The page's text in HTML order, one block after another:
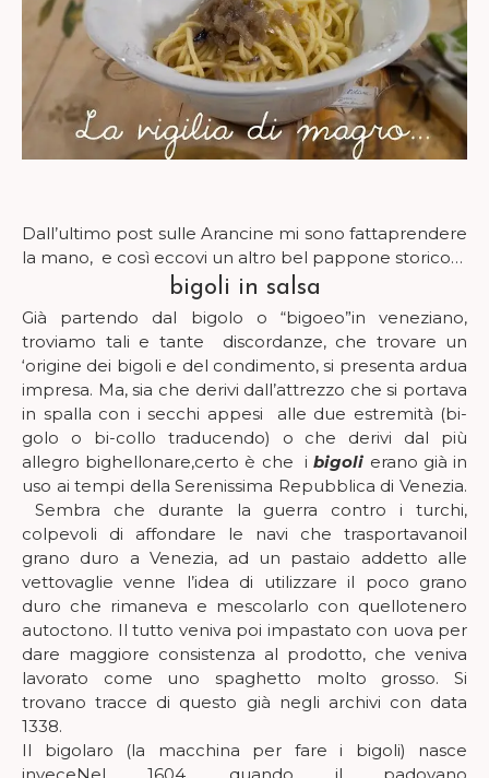
Dall’ultimo post sulle Arancine mi sono fattaprendere
la mano, e così eccovi un altro bel pappone storico…
bigoli in salsa
Già partendo dal bigolo o “bigoeo”in veneziano,
troviamo tali e tante discordanze, che trovare un
‘origine dei bigoli e del condimento, si presenta ardua
impresa. Ma, sia che derivi dall’attrezzo che si portava
in spalla con i secchi appesi alle due estremità (bi-
golo o bi-collo traducendo) o che derivi dal più
allegro bighellonare,certo è che ibigoli erano già in
uso ai tempi della Serenissima Repubblica di Venezia.
Sembra che durante la guerra contro i turchi,
colpevoli di affondare le navi che trasportavanoil
grano duro a Venezia, ad un pastaio addetto alle
vettovaglie venne l’idea di utilizzare il poco grano
duro che rimaneva e mescolarlo con quellotenero
autoctono. Il tutto veniva poi impastato con uova per
dare maggiore consistenza al prodotto, che veniva
lavorato come uno spaghetto molto grosso. Si
trovano tracce di questo già negli archivi con data
1338.
Il bigolaro (la macchina per fare i bigoli) nasce
inveceNel 1604, quando il padovano